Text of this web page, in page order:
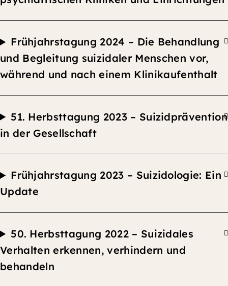
Frühjahrstagung 2024 – Die Behandlung
und Begleitung suizidaler Menschen vor,
während und nach einem Klinikaufenthalt
51. Herbsttagung 2023 – Suizidprävention
in der Gesellschaft
Frühjahrstagung 2023 – Suizidologie: Ein
Update
50. Herbsttagung 2022 – Suizidales
Verhalten erkennen, verhindern und
behandeln